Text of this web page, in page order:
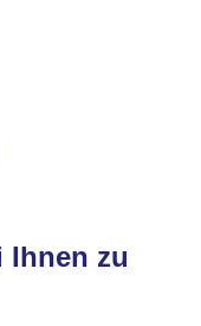
Ihnen zu